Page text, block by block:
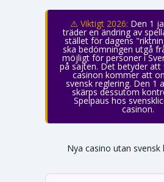
⚠️ Viktigt 2026: Den 1
träder en ändring av
stället för dagens
ska bedömningen utgå
möjligt för personer i
på sajten. Det betyder att
casinon kommer att
svensk reglering. Den 1
skärps dessutom
Spelpaus hos
casinon.
Nya casino utan svensk